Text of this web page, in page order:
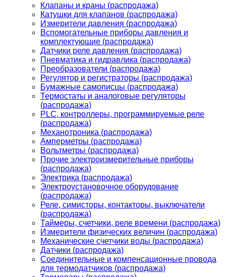
Клапаны и краны (распродажа)
Катушки для клапанов (распродажа)
Измерители давления (распродажа)
Вспомогательные приборы давления и
комплектующие (распродажа)
Датчики реле давления (распродажа)
Пневматика и гидравлика (распродажа)
Преобразователи (распродажа)
Регулятор и регистраторы (распродажа)
Бумажные самописцы (распродажа)
Термостаты и аналоговые регуляторы
(распродажа)
PLС, контроллеры, программируемые реле
(распродажа)
Механотроника (распродажа)
Амперметры (распродажа)
Вольтметры (распродажа)
Прочие электроизмерительные приборы
(распродажа)
Электрика (распродажа)
Электроустановочное оборудование
(распродажа)
Реле, симисторы, контакторы, выключатели
(распродажа)
Таймеры, счетчики, реле времени (распродажа)
Измерители физических величин (распродажа)
Механические счетчики воды (распродажа)
Датчики (распродажа)
Соединительные и компенсационные провода
для термодатчиков (распродажа)